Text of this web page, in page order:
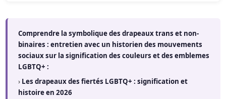
Comprendre la symbolique des drapeaux trans et non-
binaires : entretien avec un historien des mouvements
sociaux sur la signification des couleurs et des emblemes
LGBTQ+ :
› Les drapeaux des fiertés LGBTQ+ : signification et
histoire en 2026